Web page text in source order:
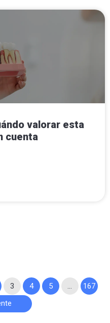
valorar esta
cuenta
3 4 5 …
167